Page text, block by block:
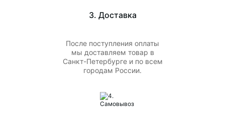
3. Доставка
После поступления оплаты
мы доставляем товар в
Санкт-Петербурге и по всем
городам России.